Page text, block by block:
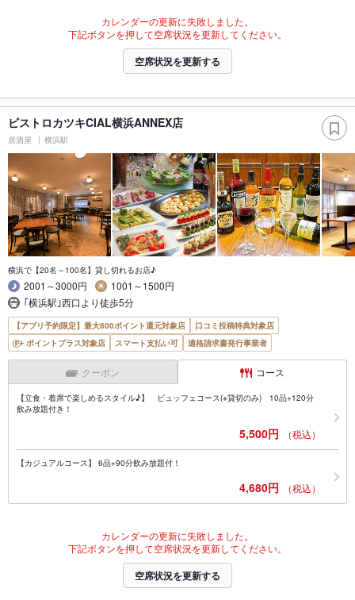
カレンダーの更新に失敗しました。
下記ボタンを押して空席状況を更新してください。
空席状況を更新する
ビストロカツキCIAL横浜ANNEX店
居酒屋 横浜駅
横浜で【20名～100名】貸し切れるお店♪
2001～3000円
1001～1500円
｢横浜駅｣西口より徒歩5分
【アプリ予約限定】最大800ポイント還元対象店
口コミ投稿特典対象店
ポイントプラス対象店
スマート支払い可 適格請求書発行事業者
クーポン コース
【立食・着席で楽しめるスタイル♪】 ビュッフェコース(※貸切のみ) 10品+120分
飲み放題付き！
5,500円 （税込）
【カジュアルコース】 6品+90分飲み放題付！
4,680円 （税込）
カレンダーの更新に失敗しました。
下記ボタンを押して空席状況を更新してください。
空席状況を更新する